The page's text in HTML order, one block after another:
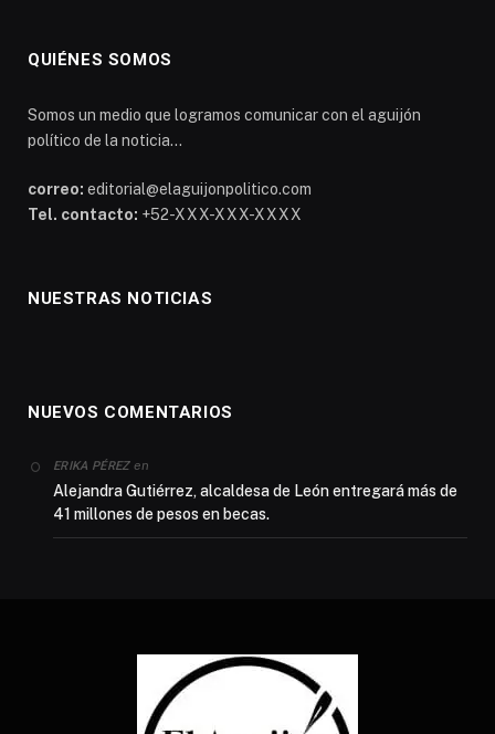
QUIÉNES SOMOS
Somos un medio que logramos comunicar con el aguijón
político de la noticia...
correo: editorial@elaguijonpolitico.com
Tel. contacto: +52-XXX-XXX-XXXX
NUESTRAS NOTICIAS
NUEVOS COMENTARIOS
ERIKA PÉREZen
Alejandra Gutiérrez, alcaldesa de León entregará más de
41 millones de pesos en becas.